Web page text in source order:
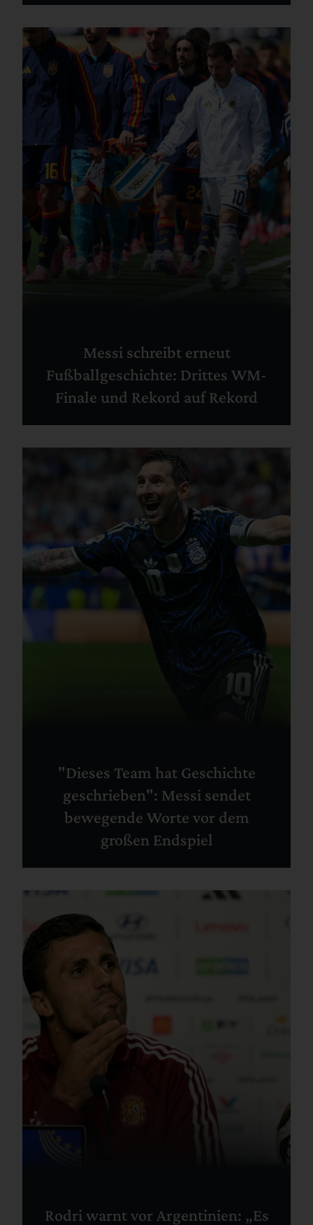
Messi schreibt erneut
Fußballgeschichte: Drittes WM-
Finale und Rekord auf Rekord
"Dieses Team hat Geschichte
geschrieben": Messi sendet
bewegende Worte vor dem
großen Endspiel
Rodri warnt vor Argentinien: „Es